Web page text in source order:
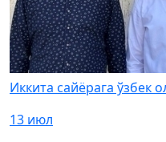
Иккита сайёрага ўзбек
13 июл